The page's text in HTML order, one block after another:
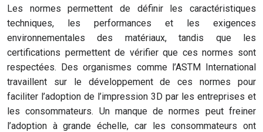
Les normes permettent de définir les caractéristiques
techniques, les performances et les exigences
environnementales des matériaux, tandis que les
certifications permettent de vérifier que ces normes sont
respectées. Des organismes comme l’ASTM International
travaillent sur le développement de ces normes pour
faciliter l’adoption de l’impression 3D par les entreprises et
les consommateurs. Un manque de normes peut freiner
l’adoption à grande échelle, car les consommateurs ont